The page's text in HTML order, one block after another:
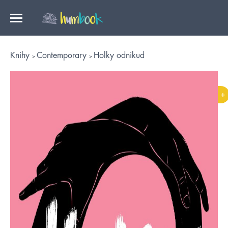
Knihy Contemporary Holky odnikud
+